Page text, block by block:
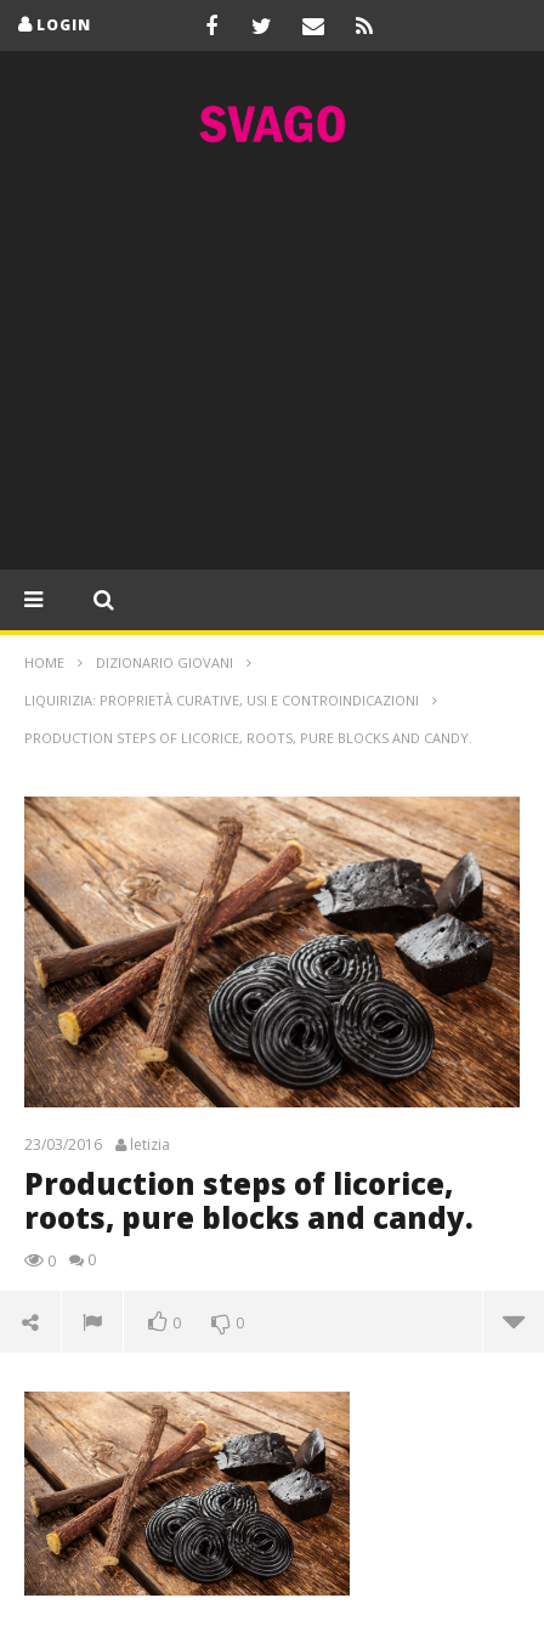
LOGIN
HOME DIZIONARIO GIOVANI
LIQUIRIZIA: PROPRIETÀ CURATIVE, USI E CONTROINDICAZIONI
PRODUCTION STEPS OF LICORICE, ROOTS, PURE BLOCKS AND CANDY.
23/03/2016 letizia
Production steps of licorice,
roots, pure blocks and candy.
0 0
0 0
candy.
23/03/2016
letizia